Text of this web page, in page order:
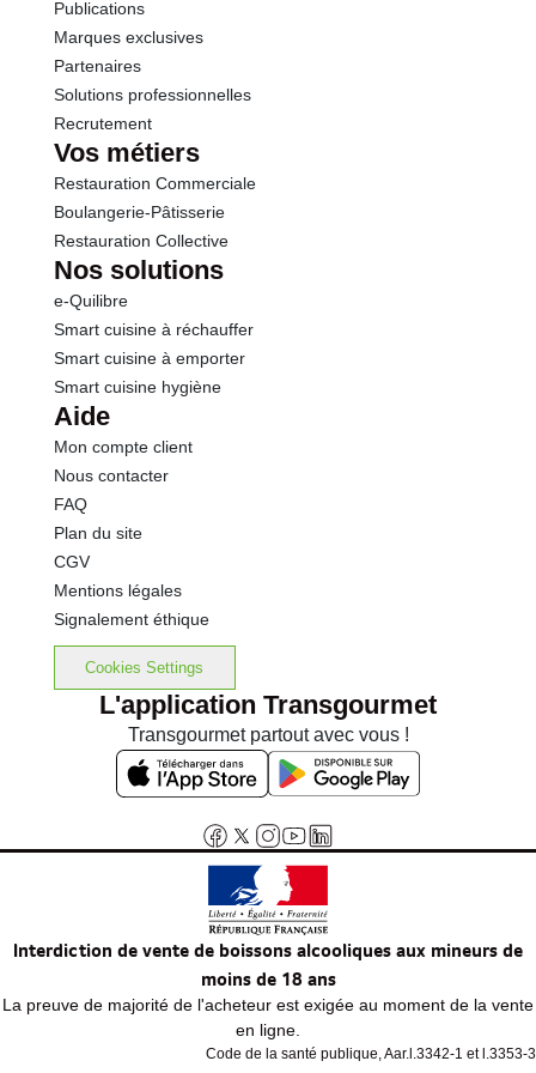
Protéines
Sel
Publications
Marques exclusives
Partenaires
Solutions professionnelles
Recrutement
Vos métiers
Restauration Commerciale
Boulangerie-Pâtisserie
Restauration Collective
Nos solutions
e-Quilibre
Smart cuisine à réchauffer
Smart cuisine à emporter
Smart cuisine hygiène
Aide
Mon compte client
Nous contacter
FAQ
Plan du site
CGV
Mentions légales
Signalement éthique
Cookies Settings
L'application Transgourmet
Transgourmet partout avec vous !
Interdiction de vente de boissons alcooliques aux mineurs de
moins de 18 ans
La preuve de majorité de l'acheteur est exigée au moment de la vente
en ligne.
Code de la santé publique, Aar.l.3342-1 et l.3353-3